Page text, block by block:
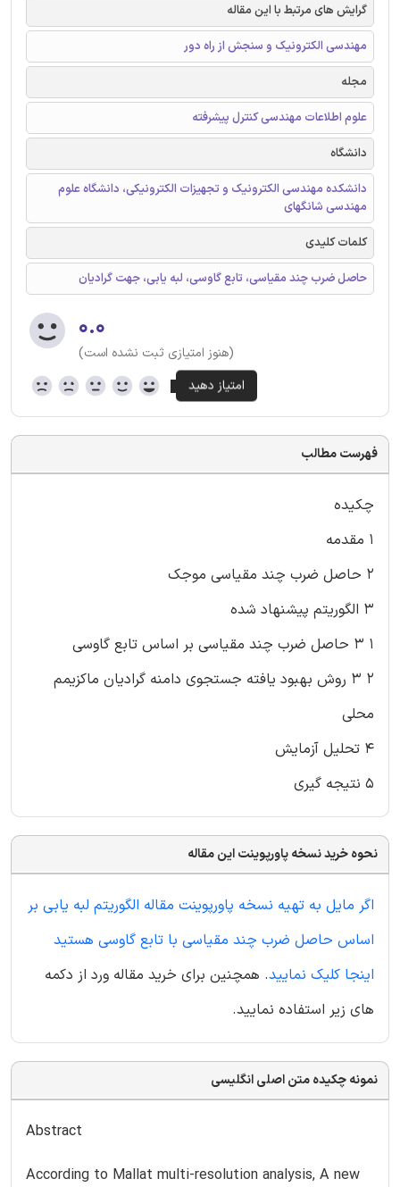
گرایش های مرتبط با این مقاله
مهندسی الکترونیک و سنجش از راه دور
مجله
علوم اطلاعات مهندسی کنترل پیشرفته
دانشگاه
دانشکده مهندسی الکترونیک و تجهیزات الکترونیکی، دانشگاه علوم
مهندسی شانگهای
کلمات کلیدی
حاصل ضرب چند مقیاسی، تابع گاوسی، لبه یابی، جهت گرادیان
۰.۰
(هنوز امتیازی ثبت نشده است)
فهرست مطالب
چکیده
۱ مقدمه
۲ حاصل ضرب چند مقیاسی موجک
۳ الگوریتم پیشنهاد شده
۱ ۳ حاصل ضرب چند مقیاسی بر اساس تابع گاوسی
۲ ۳ روش بهبود یافته جستجوی دامنه گرادیان ماکزیمم
محلی
۴ تحلیل آزمایش
۵ نتیجه گیری
نحوه خرید نسخه پاورپوینت این مقاله
اگر مایل به تهیه نسخه پاورپوینت مقاله الگوریتم لبه یابی بر
اساس حاصل ضرب چند مقیاسی با تابع گاوسی هستید
اینجا کلیک نمایید. همچنین برای خرید مقاله ورد از دکمه
های زیر استفاده نمایید.
نمونه چکیده متن اصلی انگلیسی
Abstract
According to Mallat multi-resolution analysis, A new